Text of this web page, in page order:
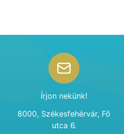
Írjon nekünk!
8000, Székesfehérvár, Fő
utca 6.